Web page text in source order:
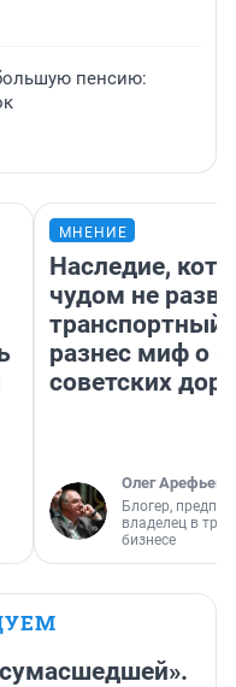
пенсию:
МНЕНИЕ
Наследие,
чудом не
транспортный
разнес миф о
советских
Олег Арефьев
Блогер,
владелец в
бизнесе